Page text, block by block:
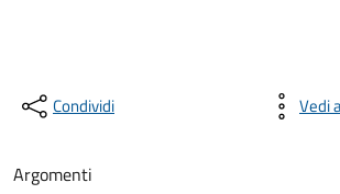
Condividi Vedi
Argomenti